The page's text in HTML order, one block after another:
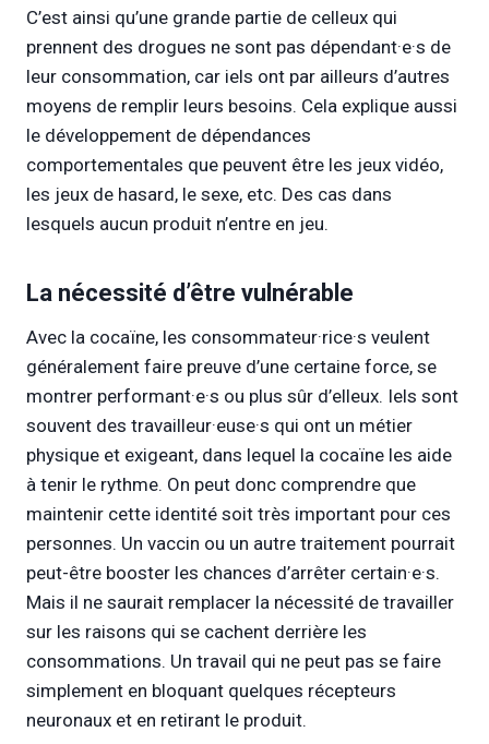
C’est ainsi qu’une grande partie de celleux qui
prennent des drogues ne sont pas dépendant·e·s de
leur consommation, car iels ont par ailleurs d’autres
moyens de remplir leurs besoins. Cela explique aussi
le développement de dépendances
comportementales que peuvent être les jeux vidéo,
les jeux de hasard, le sexe, etc. Des cas dans
lesquels aucun produit n’entre en jeu.
La nécessité d’être vulnérable
Avec la cocaïne, les consommateur·rice·s veulent
généralement faire preuve d’une certaine force, se
montrer performant·e·s ou plus sûr d’elleux. Iels sont
souvent des travailleur·euse·s qui ont un métier
physique et exigeant, dans lequel la cocaïne les aide
à tenir le rythme. On peut donc comprendre que
maintenir cette identité soit très important pour ces
personnes. Un vaccin ou un autre traitement pourrait
peut-être booster les chances d’arrêter certain·e·s.
Mais il ne saurait remplacer la nécessité de travailler
sur les raisons qui se cachent derrière les
consommations. Un travail qui ne peut pas se faire
simplement en bloquant quelques récepteurs
neuronaux et en retirant le produit.